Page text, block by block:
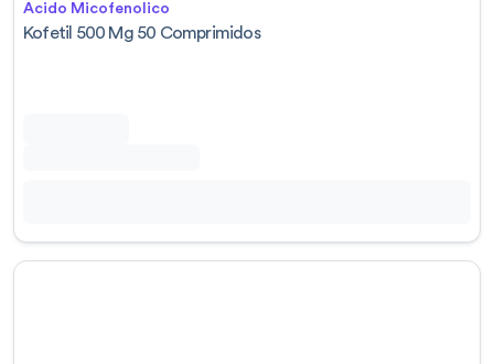
Acido Micofenolico
Kofetil 500 Mg 50 Comprimidos